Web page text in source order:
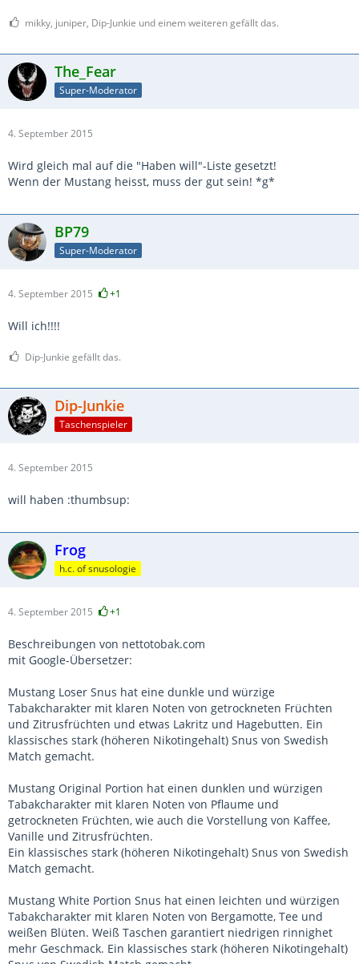
mikky, juniper, Dip-Junkie und einem weiteren gefällt das.
The_Fear
Super-Moderator
4. September 2015
Wird gleich mal auf die "Haben will"-Liste gesetzt!
Wenn der Mustang heisst, muss der gut sein! *g*
BP79
Super-Moderator
4. September 2015 +1
Will ich!!!!
Dip-Junkie gefällt das.
Dip-Junkie
Taschenspieler
4. September 2015
will haben :thumbsup:
Frog
h.c. of snusologie
4. September 2015 +1
Beschreibungen von nettotobak.com
mit Google-Übersetzer:
Mustang Loser Snus hat eine dunkle und würzige
Tabakcharakter mit klaren Noten von getrockneten Früchten
und Zitrusfrüchten und etwas Lakritz und Hagebutten. Ein
klassisches stark (höheren Nikotingehalt) Snus von Swedish
Match gemacht.
Mustang Original Portion hat einen dunklen und würzigen
Tabakcharakter mit klaren Noten von Pflaume und
getrockneten Früchten, wie auch die Vorstellung von Kaffee,
Vanille und Zitrusfrüchten.
Ein klassisches stark (höheren Nikotingehalt) Snus von Swedish
Match gemacht.
Mustang White Portion Snus hat einen leichten und würzigen
Tabakcharakter mit klaren Noten von Bergamotte, Tee und
weißen Blüten. Weiß Taschen garantiert niedrigen rinnighet
mehr Geschmack. Ein klassisches stark (höheren Nikotingehalt)